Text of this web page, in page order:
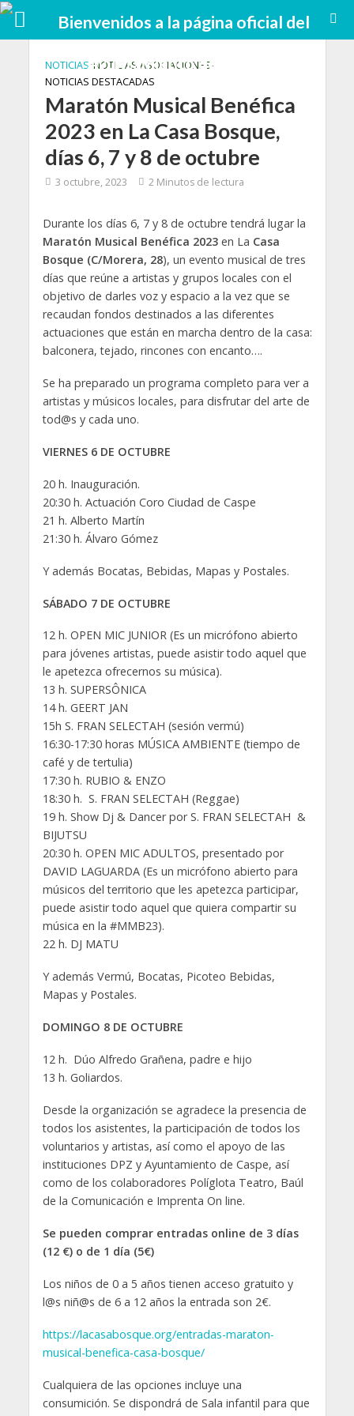
NOTICIAS•NOTICIAS ASOCIACIONES•
NOTICIAS DESTACADAS
Maratón Musical Benéfica
2023 en La Casa Bosque,
días 6, 7 y 8 de octubre
3 octubre, 2023 2 Minutos de lectura
Durante los días 6, 7 y 8 de octubre tendrá lugar la
Maratón Musical Benéfica 2023en La Casa
Bosque (C/Morera, 28), un evento musical de tres
días que reúne a artistas y grupos locales con el
objetivo de darles voz y espacio a la vez que se
recaudan fondos destinados a las diferentes
actuaciones que están en marcha dentro de la casa:
balconera, tejado, rincones con encanto….
Se ha preparado un programa completo para ver a
artistas y músicos locales, para disfrutar del arte de
tod@s y cada uno.
VIERNES 6 DE OCTUBRE
20 h. Inauguración.
20:30 h. Actuación Coro Ciudad de Caspe
21 h. Alberto Martín
21:30 h. Álvaro Gómez
Y además Bocatas, Bebidas, Mapas y Postales.
SÁBADO 7 DE OCTUBRE
12 h. OPEN MIC JUNIOR (Es un micrófono abierto
para jóvenes artistas, puede asistir todo aquel que
le apetezca ofrecernos su música).
13 h. SUPERSÔNICA
14 h. GEERT JAN
15h S. FRAN SELECTAH (sesión vermú)
16:30-17:30 horas MÚSICA AMBIENTE (tiempo de
café y de tertulia)
17:30 h. RUBIO & ENZO
18:30 h. S. FRAN SELECTAH (Reggae)
19 h. Show Dj & Dancer por S. FRAN SELECTAH &
BIJUTSU
20:30 h. OPEN MIC ADULTOS, presentado por
DAVID LAGUARDA (Es un micrófono abierto para
músicos del territorio que les apetezca participar,
puede asistir todo aquel que quiera compartir su
música en la #MMB23).
22 h. DJ MATU
Y además Vermú, Bocatas, Picoteo Bebidas,
Mapas y Postales.
DOMINGO 8 DE OCTUBRE
12 h. Dúo Alfredo Grañena, padre e hijo
13 h. Goliardos.
Desde la organización se agradece la presencia de
todos los asistentes, la participación de todos los
voluntarios y artistas, así como el apoyo de las
instituciones DPZ y Ayuntamiento de Caspe, así
como de los colaboradores Políglota Teatro, Baúl
de la Comunicación e Imprenta On line.
Se pueden comprar entradas online de 3 días
(12 €) o de 1 día (5€)
Los niños de 0 a 5 años tienen acceso gratuito y
l@s niñ@s de 6 a 12 años la entrada son 2€.
https://lacasabosque.org/entradas-maraton-
musical-benefica-casa-bosque/
Cualquiera de las opciones incluye una
consumición. Se dispondrá de Sala infantil para que